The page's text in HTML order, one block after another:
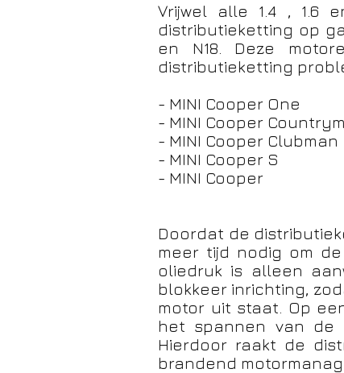
Vrijwel alle 1.4 , 1.6
distributieketting op
en N18. Deze
distributieketting
- MINI Cooper One
- MINI Cooper
- MINI Cooper Clubman
- MINI Cooper S
- MINI Cooper
Doordat de
meer tijd nodig om
oliedruk is alleen
blokkeer inrichting,
motor uit staat. Op
het spannen van de
Hierdoor raakt de
brandend